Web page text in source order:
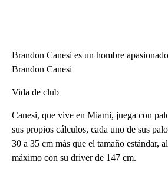
Brandon Canesi es un hombre
Brandon Canesi
Vida de club
Canesi, que vive en Miami, juega con
sus propios cálculos, cada uno de sus
30 a 35 cm más que el tamaño estándar,
máximo con su driver de 147 cm.